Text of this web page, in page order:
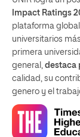
Impact Ratings
plataforma
universitarios
primera
general, destaca
calidad, su
genero y el